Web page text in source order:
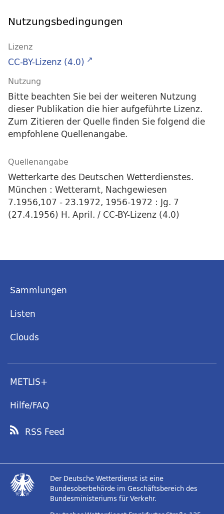
Nutzungsbedingungen
Lizenz
CC-BY-Lizenz (4.0)
Nutzung
Bitte beachten Sie bei der weiteren Nutzung
dieser Publikation die hier aufgeführte Lizenz.
Zum Zitieren der Quelle finden Sie folgend die
empfohlene Quellenangabe.
Quellenangabe
Wetterkarte des Deutschen Wetterdienstes.
München : Wetteramt, Nachgewiesen
7.1956,107 - 23.1972, 1956-1972 : Jg. 7
(27.4.1956) H. April. / CC-BY-Lizenz (4.0)
Sammlungen
Listen
Clouds
METLIS+
Hilfe/FAQ
RSS Feed
Der Deutsche Wetterdienst ist eine
Bundesoberbehörde im Geschäftsbereich des
Bundesministeriums für Verkehr.